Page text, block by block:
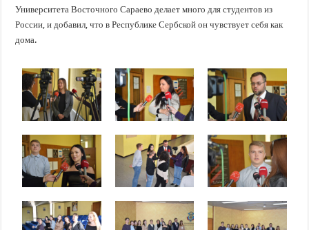
Университета Восточного Сараево делает много для студентов из
России, и добавил, что в Республике Сербской он чувствует себя как
дома.